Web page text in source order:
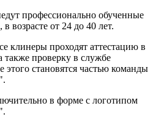
профессионально обученные
возрасте от 24 до 40 лет.
клинеры проходят аттестацию в
проверку в службе
этого становятся частью команды
в форме с логотипом